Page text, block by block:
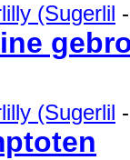
(Sugerlil
(Sugerlil